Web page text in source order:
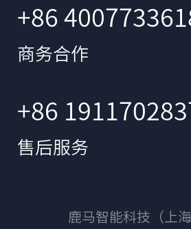
+86
商务合作
+86
售后服务
鹿马智能科技（上